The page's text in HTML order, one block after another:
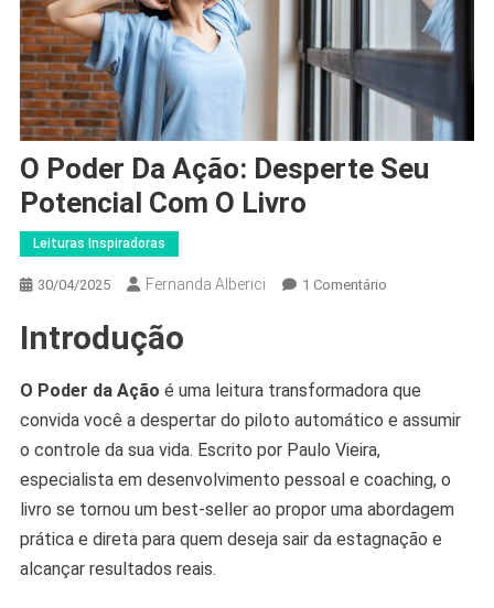
O Poder Da Ação: Desperte Seu
Potencial Com O Livro
Leituras Inspiradoras
30/04/2025 Fernanda Alberici 1 ComentárioEm
Ação:
Com
O
Livro
Introdução
O Poder da Ação é uma leitura transformadora que
convida você a despertar do piloto automático e assumir
o controle da sua vida. Escrito por Paulo Vieira,
especialista em desenvolvimento pessoal e coaching, o
livro se tornou um best-seller ao propor uma abordagem
prática e direta para quem deseja sair da estagnação e
alcançar resultados reais.